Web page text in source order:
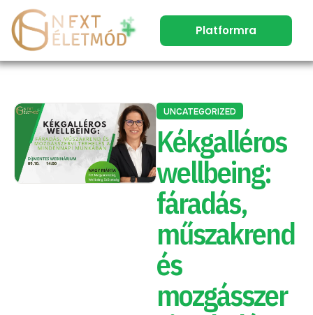
Platformra
UNCATEGORIZED
Kékgalléros
wellbeing:
fáradás,
műszakrend
és
mozgásszer